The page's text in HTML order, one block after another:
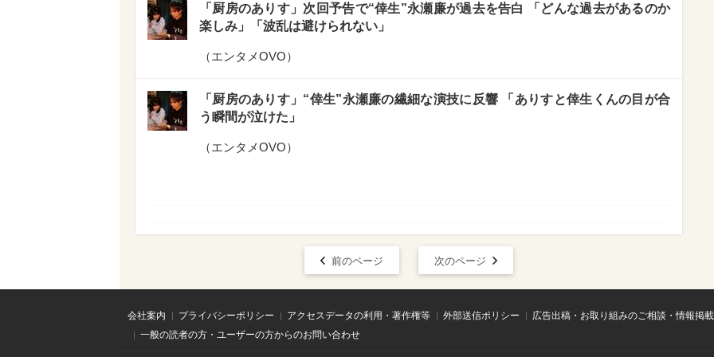
「厨房のありす」次回予告で“倖生”永瀬廉が過去を告白 「どんな過去があるのか
楽しみ」「波乱は避けられない」
（エンタメOVO）
「厨房のありす」“倖生”永瀬廉の繊細な演技に反響 「ありすと倖生くんの目が合
う瞬間が泣けた」
（エンタメOVO）
前のページ 次のページ
会社案内 プライバシーポリシー アクセスデータの利用・著作権等 外部送信ポリシー
広告出稿・お取り組みのご相談・情報掲
一般の読者の方・ユーザーの方からのお問い合わせ